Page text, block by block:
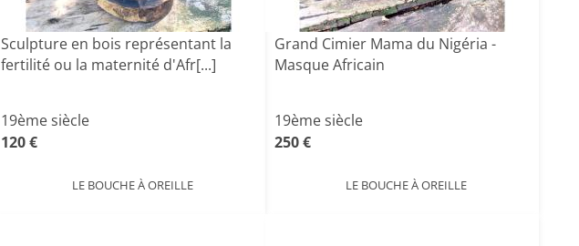
Sculpture en bois représentant la
fertilité ou la maternité d'Afr[...]
19ème siècle
120 €
LE BOUCHE À OREILLE
Grand Cimier Mama du Nigéria -
Masque Africain
19ème siècle
250 €
LE BOUCHE À OREILLE